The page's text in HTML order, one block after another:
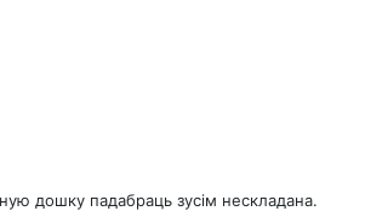
дошку падабраць зусім нескладана.